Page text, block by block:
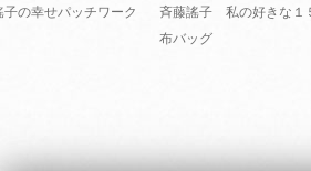
子の幸せパッチワーク
斉藤謠子 私の好きな１
布バッグ